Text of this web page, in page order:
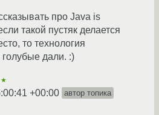
про Java is
такой пустяк делается
то технология
дали. :)
+00:00 автор топика